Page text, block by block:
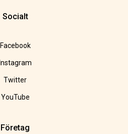
Socialt
Facebook
Instagram
Twitter
YouTube
Företag